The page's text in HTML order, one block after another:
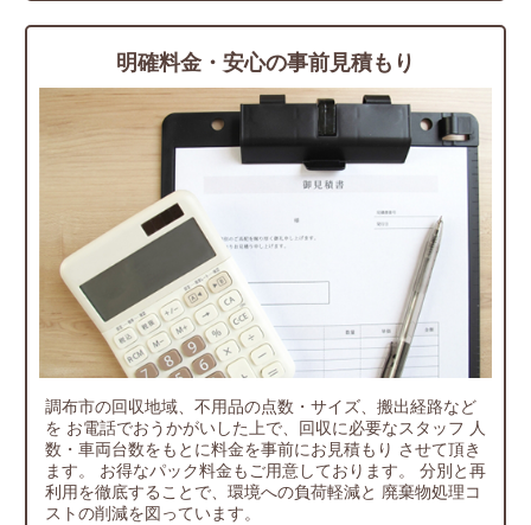
明確料金・安心の事前見積もり
調布市の回収地域、不用品の点数・サイズ、搬出経路など
を お電話でおうかがいした上で、回収に必要なスタッフ 人
数・車両台数をもとに料金を事前にお見積もり させて頂き
ます。
お得なパック料金もご用意しております。
分別と再
利用を徹底することで、環境への負荷軽減と 廃棄物処理コ
ストの削減を図っています。